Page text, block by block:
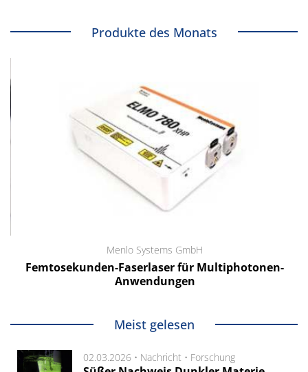
Produkte des Monats
Menlo Systems GmbH
Femtosekunden-Faserlaser für Multiphotonen-
Anwendungen
Meist gelesen
02.03.2026 • Nachricht • Forschung